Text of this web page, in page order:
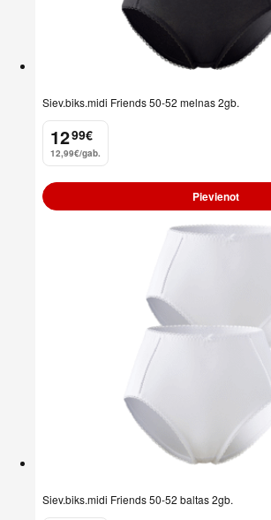
Siev.biks.midi Friends 50-52 melnas 2gb.
12
. 99€
12,99€/gab.
Pievienot
Siev.biks.midi Friends 50-52 baltas 2gb.